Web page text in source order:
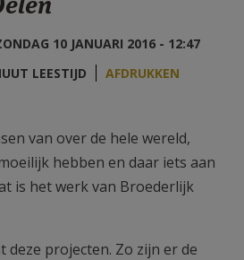
REGISTREREN
10 JANUARI 2016 - 12:47
LEESTIJD
AFDRUKKEN
van over de hele wereld,
hebben en daar iets aan
is het werk van Broederlijk
deze projecten. Zo zijn er de